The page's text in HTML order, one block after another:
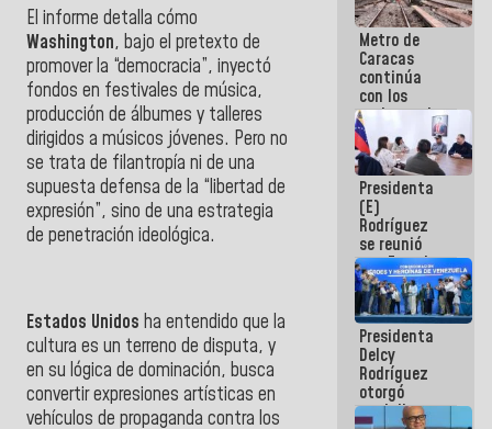
El informe detalla cómo
Washington, bajo el pretexto de
promover la “democracia”, inyectó
fondos en festivales de música,
producción de álbumes y talleres
dirigidos a músicos jóvenes. Pero no
se trata de filantropía ni de una
supuesta defensa de la “libertad de
expresión”, sino de una estrategia
de penetración ideológica.
Estados Unidos ha entendido que la
cultura es un terreno de disputa, y
en su lógica de dominación, busca
convertir expresiones artísticas en
vehículos de propaganda contra los
Metro de
Caracas
continúa
con los
trabajos de
mantenimiento
e inspección
en la Línea 2
Presidenta
(E)
Rodríguez
se reunió
con Estado
Mayor
Eléctrico
para
abordar
planes de
acción
Presidenta
Delcy
Rodríguez
otorgó
medalla